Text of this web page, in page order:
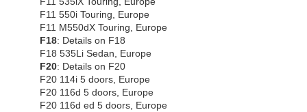
F11 550i Touring, Europe
F11 M550dX Touring, Europe
F18: Details on F18
F18 535Li Sedan, Europe
F20: Details on F20
F20 114i 5 doors, Europe
F20 116d 5 doors, Europe
F20 116d ed 5 doors, Europe